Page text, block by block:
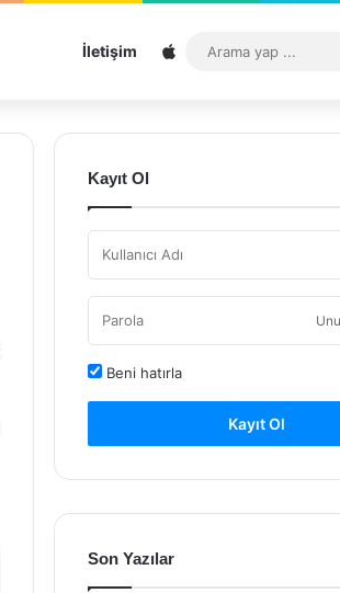
İletişim Sitemap
Kayıt Ol
Beni hatırla
Kayıt Ol
Son Yazılar